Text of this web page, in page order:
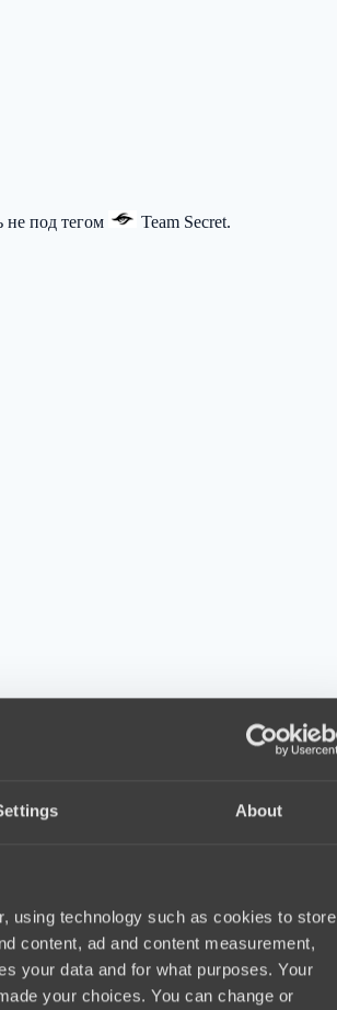
About
using technology such as cookies to store
content, ad and content measurement,
your data and for what purposes. Your
your choices. You can change or
не под тегом
Team Secret.